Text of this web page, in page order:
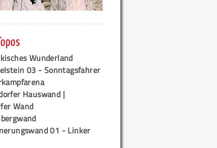
Wunderland
03 - Sonntagsfahrer
Hauswand |
Wand
01 - Linker